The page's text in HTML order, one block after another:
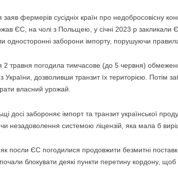
заяв фермерів сусідніх країн про недобросовісну
ЄС, на чолі з Польщею, у січні 2023 р закликали
односторонні заборони імпорту, порушуючи
2 травня погодила тимчасове (до 5 червня)
України, дозволивши транзит їх територією.
власний урожай.
досі забороняє імпорт та транзит української
незадоволення системою ліцензій, яка мала б
як посли ЄС погодилися продовжити безмитні
блокувати деякі пункти перетину кордону,